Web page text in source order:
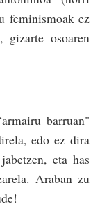
feminismoak ez
gizarte osoaren
barruan"
edo ez dira
eta has
Araban zu